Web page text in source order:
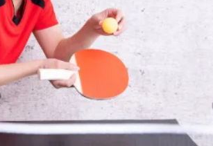
CAMPFIRE for Social Good
CAMPFIREふるさと納税